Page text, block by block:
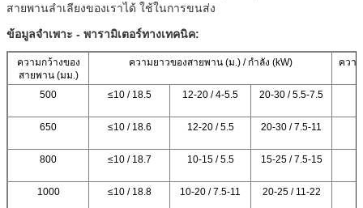
สายพานลำเลียงของเราได้ ใช้ในการขนส่ง
ข้อมูลจำเพาะ - พารามิเตอร์ทางเทคนิค:
ความกว้างของ
สายพาน (มม.)
ความยาวของสายพาน (ม.) / กำลัง (kW)
ควา
500
≤10 / 18.5 12-20 / 4-5.5 20-30 / 5.5-7.5
650 ≤10 / 18.6 12-20 / 5.5 20-30 / 7.5-11
800 ≤10 / 18.7 10-15 / 5.5 15-25 / 7.5-15
1000 ≤10 / 18.8 10-20 / 7.5-11 20-25 / 11-22